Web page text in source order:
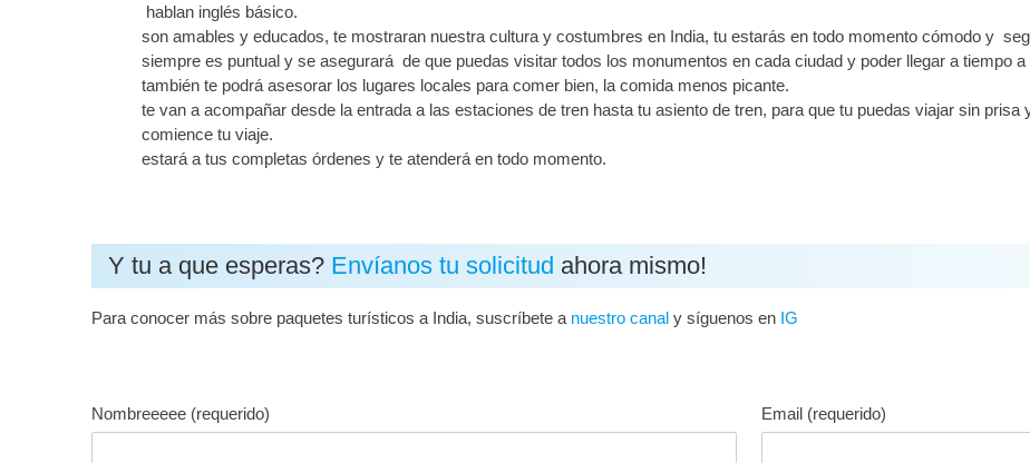
hablan inglés básico.
son amables y educados, te mostraran nuestra cultura y costumbres en India, tu estarás en todo momento cómodo y
siempre es puntual y se asegurará de que puedas visitar todos los monumentos en cada ciudad y poder llegar a tiempo a
también te podrá asesorar los lugares locales para comer bien, la comida menos picante.
te van a acompañar desde la entrada a las estaciones de tren hasta tu asiento de tren, para que tu puedas viajar sin
comience tu viaje.
estará a tus completas órdenes y te atenderá en todo momento.
Y tu a que esperas? Envíanos tu solicitud ahora mismo!
Para conocer más sobre paquetes turísticos a India, suscríbete a nuestro canaly síguenos en IG
Nombreeeee (requerido) Email (requerido)